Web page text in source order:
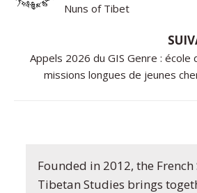
Nuns of Tibet
Appels 2026 du GIS Genre : école
missions longues de jeunes
Founded in 2012, the
Tibetan Studies brings